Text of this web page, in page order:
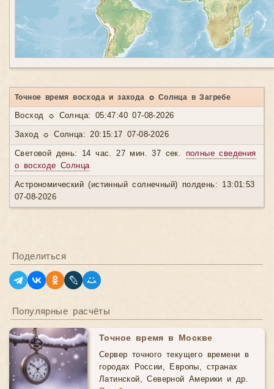
Точное время восхода и захода ☼ Солнца в Загребе
Восход ☼ Солнца: 05:47:40 07-08-2026
Заход ☼ Солнца: 20:15:17 07-08-2026
Световой день: 14 час. 27 мин. 37 сек. полные сведения
о восходе Солнца
Астрономический (истинный солнечный) полдень: 13:01:53
07-08-2026
Поделиться
Популярные расчёты
Точное время в Москве
Сервер точного текущего времени в
городах России, Европы, странах
Латинской, Северной Америки и др.